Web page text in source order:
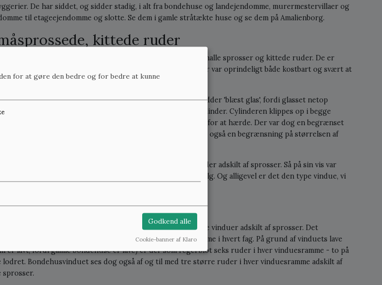
De har siddet, og sidder stadig, i alt fra bondehuse og landejendomme, murermestervillaer og
til etageejendomme og slotte. Se dem i gamle stråtækte huse og se dem på Amalienborg.
kittede ruder
ingen specielt særlig historie bag de kønne vinduer med smalle sprosser og kittede ruder. De er
opstået af nød og ud af praktiske forhold. For glas til vinduer var oprindeligt både kostbart og svært at
når det kom til større ruder.
'masseproducerede' glas var nemlig blæst glas. Det hedder 'blæst glas', fordi glasset netop
centrifugeres ved håndkraft og dermed blæses op til en cylinder. Cylinderen klippes op i begge
mens glasset stadig er blødt spredes det ud på en plan flade for at hærde. Der var dog en begrænset
hvor stor en cylinder man kunne blæse og derfor var der også en begrænsning på størrelsen af
til større vinduer blev derfor at anvende mange mindre ruder adskilt af sprosser. Så på sin vis var
ikke et æstetisk valg, men et praktisk og økonomisk valg. Og alligevel er det den type vindue, vi
er typisk det mindre, lave vindue. Stadig med kittede vinduer adskilt af sprosser. Det
bondehusvindue er et to-fags-vindue med én vinduesramme i hvert fag. På grund af vinduets lave
er lavt, fordi gamle bondehuse er lave) er der som regel blot seks ruder i hver vinduesramme - to på
Bondehusvinduet ses dog også af og til med tre større ruder i hver vinduesramme adskilt af
for at gøre den bedre og for bedre at kunne
Godkend alle
Cookie-banner af Klaro